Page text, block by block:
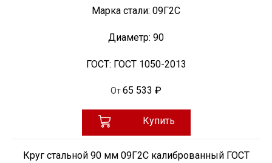
Марка стали: 09Г2С
Диаметр: 90
ГОСТ: ГОСТ 1050-2013
От65 533 ₽
Купить
Круг стальной 90 мм 09Г2С калиброванный ГОСТ